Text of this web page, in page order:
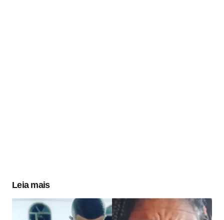
Leia mais